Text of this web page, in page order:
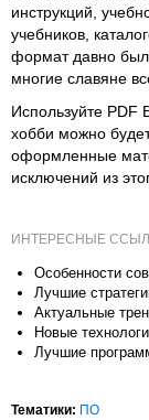
инструкций,
учебников,
формат давно
многие славяне
Используйте
хобби можно
оформленные
исключений из
ИНТЕРЕСНЫЕ
Особенности
Лучшие
Актуальные
Новые
Лучшие
Тематики: ПО